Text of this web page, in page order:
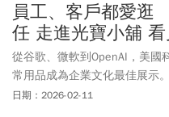
員工、客戶都愛逛
任 走進光寶小舖
從谷歌、微軟到OpenAI，美國
常用品成為企業文化最佳展示
寶、鴻海、台積電等科技大廠
日期：2026-02-11